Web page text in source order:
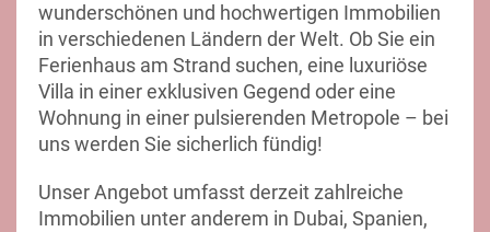
wunderschönen und hochwertigen Immobilien
in verschiedenen Ländern der Welt. Ob Sie ein
Ferienhaus am Strand suchen, eine luxuriöse
Villa in einer exklusiven Gegend oder eine
Wohnung in einer pulsierenden Metropole – bei
uns werden Sie sicherlich fündig!
Unser Angebot umfasst derzeit zahlreiche
Immobilien unter anderem in Dubai, Spanien,